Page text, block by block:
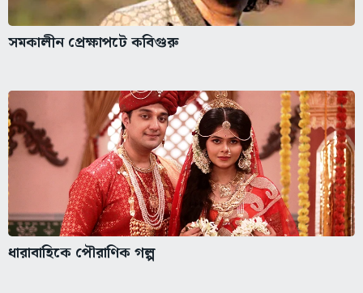
সমকালীন প্রেক্ষাপটে কবিগুরু
ধারাবাহিকে পৌরাণিক গল্প